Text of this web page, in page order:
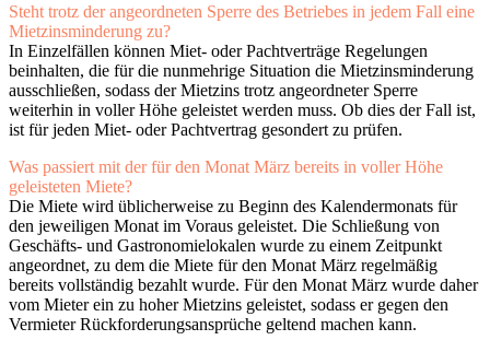
Steht trotz der angeordneten Sperre des Betriebes in jedem Fall eine
Mietzinsminderung zu?
In Einzelfällen können Miet- oder Pachtverträge Regelungen
beinhalten, die für die nunmehrige Situation die Mietzinsminderung
ausschließen, sodass der Mietzins trotz angeordneter Sperre
weiterhin in voller Höhe geleistet werden muss. Ob dies der Fall ist,
ist für jeden Miet- oder Pachtvertrag gesondert zu prüfen.
Was passiert mit der für den Monat März bereits in voller Höhe
geleisteten Miete?
Die Miete wird üblicherweise zu Beginn des Kalendermonats für
den jeweiligen Monat im Voraus geleistet. Die Schließung von
Geschäfts- und Gastronomielokalen wurde zu einem Zeitpunkt
angeordnet, zu dem die Miete für den Monat März regelmäßig
bereits vollständig bezahlt wurde. Für den Monat März wurde daher
vom Mieter ein zu hoher Mietzins geleistet, sodass er gegen den
Vermieter Rückforderungsansprüche geltend machen kann.